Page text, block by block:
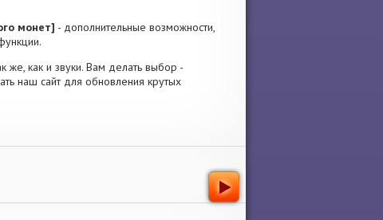
монет] - дополнительные возможности,
же, как и звуки. Вам делать выбор -
наш сайт для обновления крутых